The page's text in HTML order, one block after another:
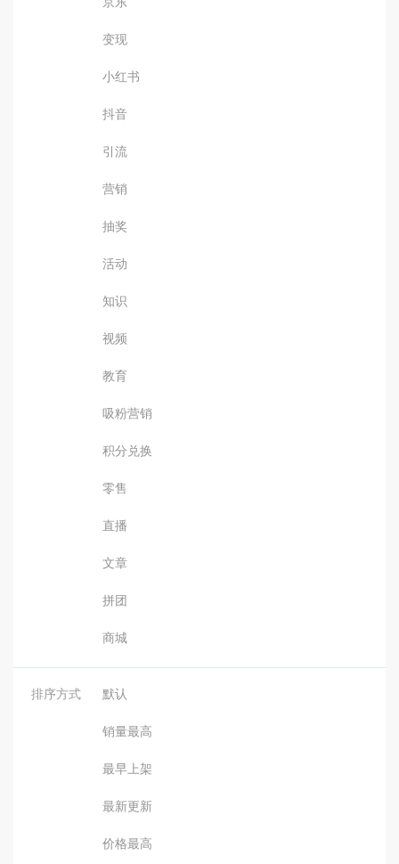
变现
小红书
抖音
引流
营销
抽奖
活动
知识
视频
教育
吸粉营销
积分兑换
零售
直播
文章
拼团
商城
排序方式 默认
销量最高
最早上架
最新更新
价格最高